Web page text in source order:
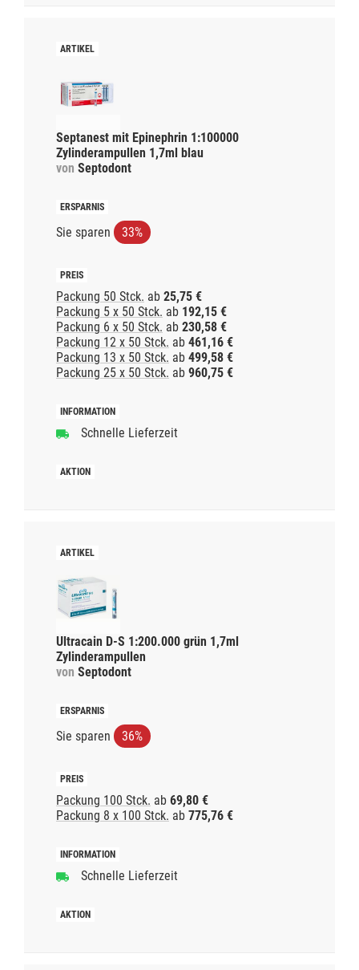
Septanest mit Epinephrin 1:100000
Zylinderampullen 1,7ml blau
von Septodont
Sie sparen 33%
Packung 50 Stck. ab 25,75 €
Packung 5 x 50 Stck. ab 192,15 €
Packung 6 x 50 Stck. ab 230,58 €
Packung 12 x 50 Stck. ab 461,16 €
Packung 13 x 50 Stck. ab 499,58 €
Packung 25 x 50 Stck. ab 960,75 €
Schnelle Lieferzeit
Ultracain D-S 1:200.000 grün 1,7ml
Zylinderampullen
von Septodont
Sie sparen 36%
Packung 100 Stck. ab 69,80 €
Packung 8 x 100 Stck. ab 775,76 €
Schnelle Lieferzeit